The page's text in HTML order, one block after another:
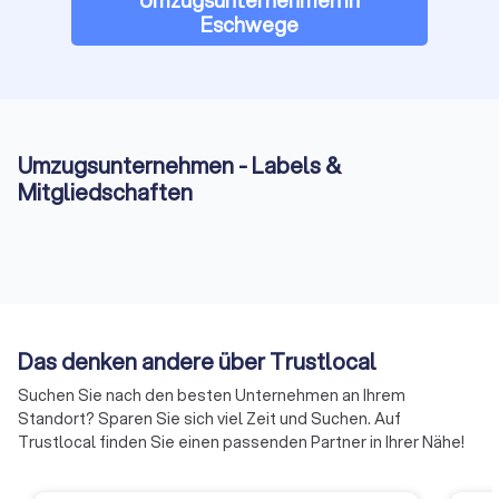
Montage und Entsorgung enthalten?
Wochenend- und Feiertagstarife:Gibt es
Zuschläge oder flexible Startzeiten?
Warum Trustlocal für Umzugsunternehmen in
Eschwege?
Damit Ihr Umzug sicher, reibungslos und professionell
abläuft, sollten Sie auf ein Unternehmen setzen, das fachlich
Eschwege
Umzugsunternehmen - Labels &
Mitgliedschaften
Das denken andere über Trustlocal
Suchen Sie nach den besten Unternehmen an Ihrem
Standort? Sparen Sie sich viel Zeit und Suchen. Auf
Trustlocal finden Sie einen passenden Partner in Ihrer Nähe!